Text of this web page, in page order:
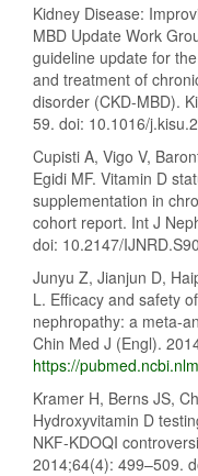
Kidney Disease:
MBD Update Work
guideline update for
and treatment of
disorder (CKD-MBD).
59. doi: 10.1016/
Cupisti A, Vigo V,
Egidi MF. Vitamin D
supplementation in
cohort report. Int J
doi: 10.2147/
Junyu Z, Jianjun D,
L. Efficacy and safety
nephropathy: a meta-
Chin Med J (Engl).
https://
Kramer H, Berns JS,
Hydroxyvitamin D
NKF-KDOQI
2014;64(4): 499–509.